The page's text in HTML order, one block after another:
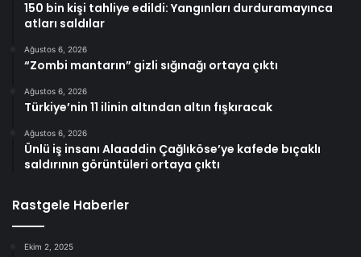
150 bin kişi tahliye edildi: Yangınları durduramayınca
atları saldılar
Ağustos 6, 2026
“Zombi mantarın” gizli sığınağı ortaya çıktı
Ağustos 6, 2026
Türkiye’nin 11 ilinin altından altın fışkıracak
Ağustos 6, 2026
Ünlü iş insanı Alaaddin Çağlıköse’ye kafede bıçaklı
saldırının görüntüleri ortaya çıktı
Rastgele Haberler
Ekim 2, 2025